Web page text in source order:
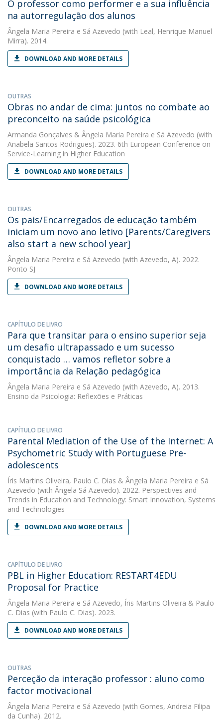
O professor como performer e a sua influência
na autorregulação dos alunos
Ângela Maria Pereira e Sá Azevedo (with Leal, Henrique Manuel
Mirra). 2014.
DOWNLOAD AND MORE DETAILS
OUTRAS
Obras no andar de cima: juntos no combate ao
preconceito na saúde psicológica
Armanda Gonçalves & Ângela Maria Pereira e Sá Azevedo (with
Anabela Santos Rodrigues). 2023. 6th European Conference on
Service-Learning in Higher Education
DOWNLOAD AND MORE DETAILS
OUTRAS
Os pais/Encarregados de educação também
iniciam um novo ano letivo [Parents/Caregivers
also start a new school year]
Ângela Maria Pereira e Sá Azevedo (with Azevedo, A). 2022.
Ponto SJ
DOWNLOAD AND MORE DETAILS
CAPÍTULO DE LIVRO
Para que transitar para o ensino superior seja
um desafio ultrapassado e um sucesso
conquistado … vamos refletor sobre a
importância da Relação pedagógica
Ângela Maria Pereira e Sá Azevedo (with Azevedo, A). 2013.
Ensino da Psicologia: Reflexões e Práticas
CAPÍTULO DE LIVRO
Parental Mediation of the Use of the Internet: A
Psychometric Study with Portuguese Pre-
adolescents
Íris Martins Oliveira, Paulo C. Dias & Ângela Maria Pereira e Sá
Azevedo (with Ângela Sá Azevedo). 2022. Perspectives and
Trends in Education and Technology: Smart Innovation, Systems
and Technologies
DOWNLOAD AND MORE DETAILS
CAPÍTULO DE LIVRO
PBL in Higher Education: RESTART4EDU
Proposal for Practice
Ângela Maria Pereira e Sá Azevedo, Íris Martins Oliveira & Paulo
C. Dias (with Paulo C. Dias). 2023.
DOWNLOAD AND MORE DETAILS
OUTRAS
Perceção da interação professor : aluno como
factor motivacional
Ângela Maria Pereira e Sá Azevedo (with Gomes, Andreia Filipa
da Cunha). 2012.